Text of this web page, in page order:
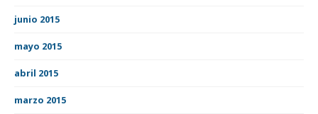
junio 2015
mayo 2015
abril 2015
marzo 2015